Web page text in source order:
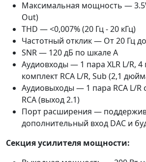
Максимальная мощность —
Out)
THD — <0,007% (20 Гц - 20 кГц)
Частотный отклик — От 20 Гц
SNR — 120 дБ по шкале А
Аудиовходы — 1 пара XLR L/R, 4
комплект RCA L/R, Sub (2,1
Аудиовыходы — 1 пара RCA L/R
RCA (выход 2.1)
Порт расширения —
дополнительный вход DAC и
Секция усилителя мощности: